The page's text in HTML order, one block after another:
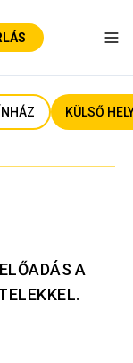
KÜLSŐ
A